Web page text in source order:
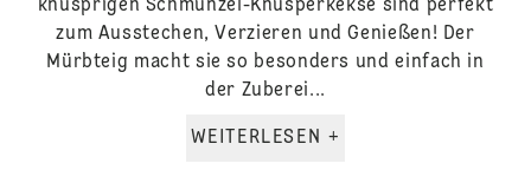
knusprigen Schmunzel-Knusperkekse sind perfekt
zum Ausstechen, Verzieren und Genießen! Der
Mürbteig macht sie so besonders und einfach in
der Zuberei...
WEITERLESEN +